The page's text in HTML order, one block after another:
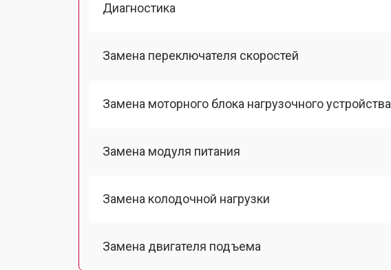
Диагностика
Замена переключателя скоростей
Замена моторного блока нагрузочного устройства
Замена модуля питания
Замена колодочной нагрузки
Замена двигателя подъема